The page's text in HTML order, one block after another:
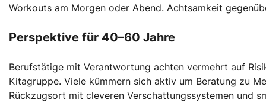
Workouts am Morgen oder Abend. Achtsamkeit
Perspektive für 40–60 Jahre
Berufstätige mit Verantwortung achten vermehrt auf
Kitagruppe. Viele kümmern sich aktiv um Beratung zu
Rückzugsort mit cleveren Verschattungssystemen und